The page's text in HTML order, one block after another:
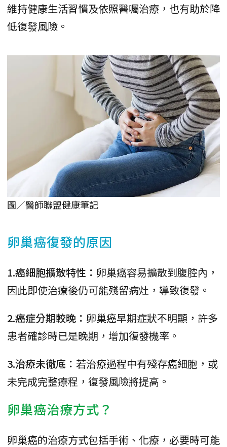
維持健康生活習慣及依照醫囑治療，也有助於降
低復發風險。
圖／醫師聯盟健康筆記
卵巢癌復發的原因
1.癌細胞擴散特性： 卵巢癌容易擴散到腹腔內，
因此即使治療後仍可能殘留病灶，導致復發。
2.癌症分期較晚： 卵巢癌早期症狀不明顯，許多
患者確診時已是晚期，增加復發機率。
3.治療未徹底： 若治療過程中有殘存癌細胞，或
未完成完整療程，復發風險將提高。
卵巢癌治療方式？
卵巢癌的治療方式包括手術、化療，必要時可能